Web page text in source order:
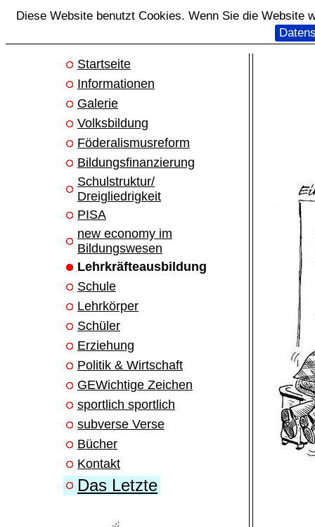
Diese Website benutzt Cookies. Wenn Sie die Website
Startseite
Informationen
Galerie
Volksbildung
Föderalismusreform
Bildungsfinanzierung
Schulstruktur/
Dreigliedrigkeit
PISA
new economy im
Bildungswesen
Lehrkräfteausbildung
Schule
Lehrkörper
Schüler
Erziehung
Politik & Wirtschaft
GEWichtige Zeichen
sportlich sportlich
subverse Verse
Bücher
Kontakt
Das Letzte